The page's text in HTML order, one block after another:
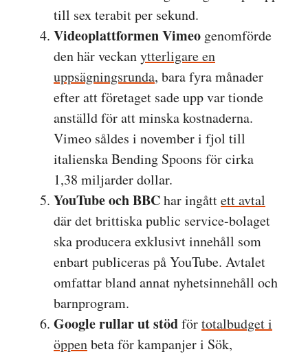
till sex terabit per sekund.
Videoplattformen Vimeo genomförde
den här veckanytterligare en
uppsägningsrunda, bara fyra månader
efter att företaget sade upp var tionde
anställd för att minska kostnaderna.
Vimeo såldes i november i fjol till
italienska Bending Spoons för cirka
1,38 miljarder dollar.
YouTube och BBChar ingåttett avtal
där det brittiska public service-bolaget
ska producera exklusivt innehåll som
enbart publiceras på YouTube. Avtalet
omfattar bland annat nyhetsinnehåll och
barnprogram.
Google rullar ut stödförtotalbudget i
öppenbeta för kampanjer i Sök,